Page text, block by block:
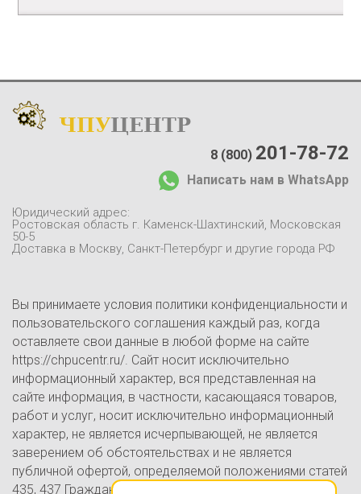
Размер
Способ обработки
ЧПУЦЕНТР
Доставка и оплата
Контакты
8 (800) 201-78-72
Написать нам в WhatsApp
Юридический адрес:
Ростовская область г. Каменск-Шахтинский, Московская
50-5
Доставка в Москву, Санкт-Петербург и другие города РФ
Вы принимаете условия политики конфиденциальности и
пользовательского соглашения каждый раз, когда
оставляете свои данные в любой форме на сайте
https://chpucentr.ru/. Сайт носит исключительно
информационный характер, вся представленная на
сайте информация, в частности, касающаяся товаров,
работ и услуг, носит исключительно информационный
характер, не является исчерпывающей, не является
заверением об обстоятельствах и не является
публичной офертой, определяемой положениями статей
435, 437 Гражданского кодекса Российской